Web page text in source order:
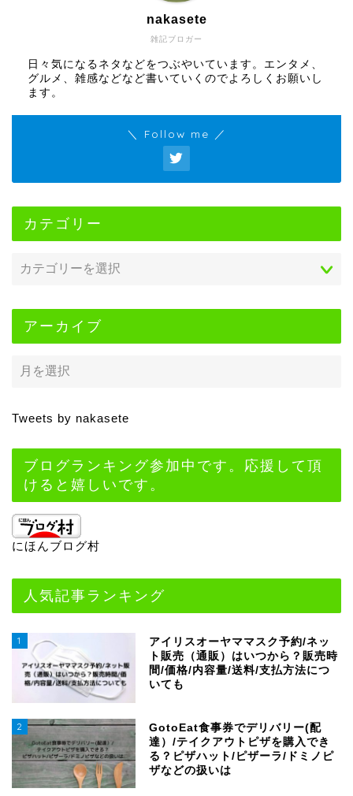
雑記ブロガー
nakasete
日々気になるネタなどをつぶやいています。エンタメ、
グルメ、雑感などなど書いていくのでよろしくお願いし
ます。
＼ Follow me ／
カテゴリー
アーカイブ
Tweets by nakasete
ブログランキング参加中です。応援して頂
けると嬉しいです。
にほんブログ村
人気記事ランキング
1
アイリスオーヤママスク予約/ネッ
ト販売（通販）はいつから？販売時
間/価格/内容量/送料/支払方法につ
いても
2
GotoEat食事券でデリバリー(配
達）/テイクアウトピザを購入でき
る？ピザハット/ピザーラ/ドミノピ
ザなどの扱いは